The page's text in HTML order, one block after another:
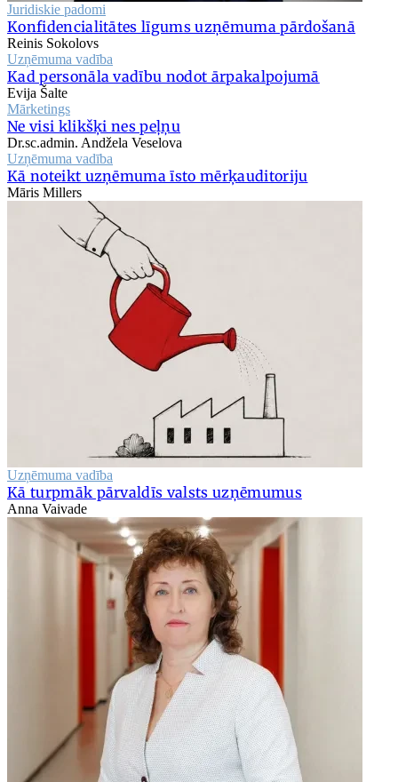
Juridiskie padomi
Konfidencialitātes līgums uzņēmuma pārdošanā
Reinis Sokolovs
Uzņēmuma vadība
Kad personāla vadību nodot ārpakalpojumā
Evija Šalte
Mārketings
Ne visi klikšķi nes peļņu
Dr.sc.admin. Andžela Veselova
Uzņēmuma vadība
Kā noteikt uzņēmuma īsto mērķauditoriju
Māris Millers
Uzņēmuma vadība
Kā turpmāk pārvaldīs valsts uzņēmumus
Anna Vaivade